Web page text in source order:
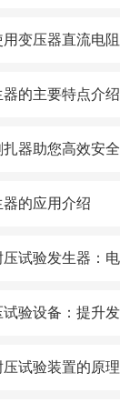
的主要特点介绍
的应用介绍